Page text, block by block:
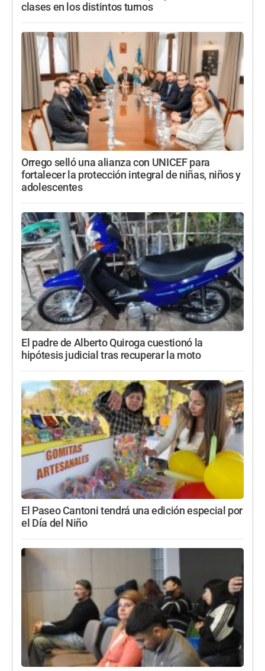
clases en los distintos turnos
Orrego selló una alianza con UNICEF para
fortalecer la protección integral de niñas, niños y
adolescentes
El padre de Alberto Quiroga cuestionó la
hipótesis judicial tras recuperar la moto
El Paseo Cantoni tendrá una edición especial por
el Día del Niño